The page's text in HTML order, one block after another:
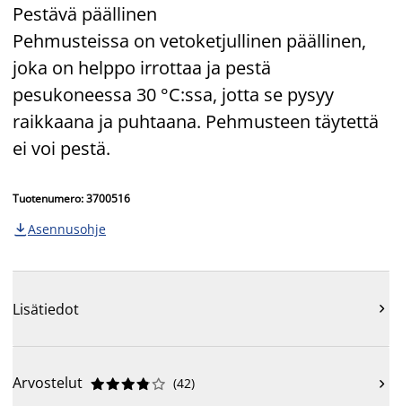
Pestävä päällinen
Pehmusteissa on vetoketjullinen päällinen,
joka on helppo irrottaa ja pestä
pesukoneessa 30 °C:ssa, jotta se pysyy
raikkaana ja puhtaana. Pehmusteen täytettä
ei voi pestä.
Tuotenumero: 3700516
 Asennusohje
Lisätiedot 
Arvostelut 




 (42) 